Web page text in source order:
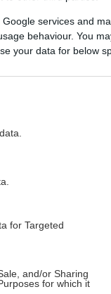
services and
behaviour. You
your data for below
for Targeted
and/or Sharing
for which it